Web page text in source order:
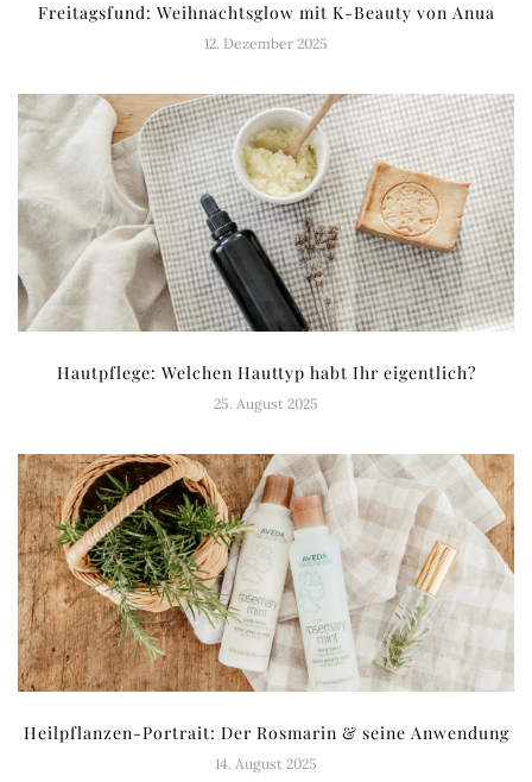
Freitagsfund: Weihnachtsglow mit K-Beauty von Anua
12. Dezember 2025
Hautpflege: Welchen Hauttyp habt Ihr eigentlich?
25. August 2025
Heilpflanzen-Portrait: Der Rosmarin & seine Anwendung
14. August 2025